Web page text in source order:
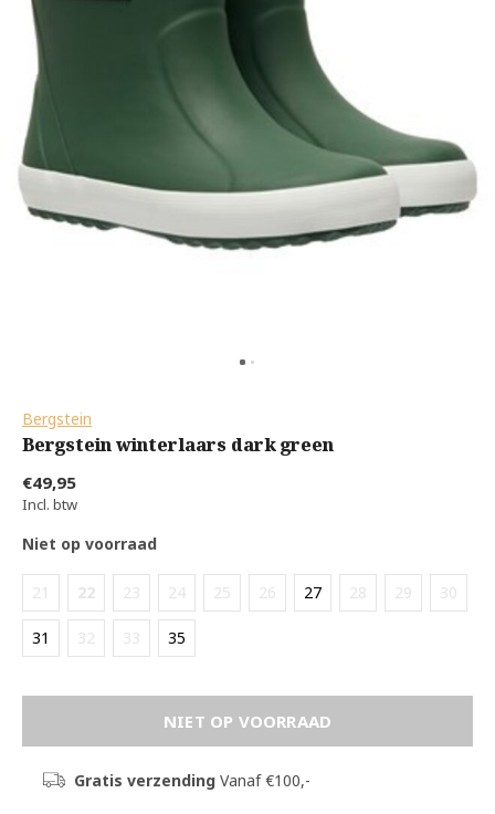
Bergstein
Bergstein winterlaars dark green
€49,95
Incl. btw
Niet op voorraad
21 22 23 24 25 26 27 28 29 30
31 32 33 35
NIET OP VOORRAAD
Gratis verzendingVanaf €100,-